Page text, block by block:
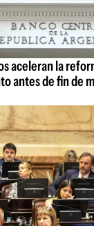
aceleran la
antes de fin de